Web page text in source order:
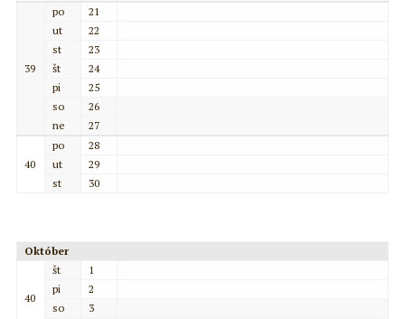
39
po
21
ut
22
st
23
št
24
pi
25
so
26
ne
27
40
po
28
ut
29
st
30
Október
40
št
1
pi
2
so
3